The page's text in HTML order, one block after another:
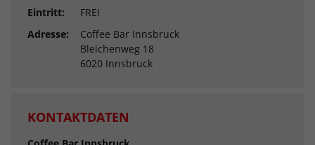
Eintritt:
FREI
Adresse:
Coffee Bar Innsbruck
Bleichenweg 18
6020 Innsbruck
KONTAKTDATEN